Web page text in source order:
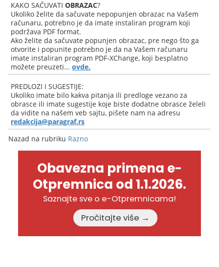
KAKO SAČUVATIOBRAZAC?
Ukoliko želite da sačuvate nepopunjen obrazac na Vašem
računaru, potrebno je da imate instaliran program koji
podržava PDF format.
Ako želite da sačuvate popunjen obrazac, pre nego što ga
otvorite i popunite potrebno je da na Vašem računaru
imate instaliran program PDF-XChange, koji besplatno
možete preuzeti...ovde.
PREDLOZI I SUGESTIJE:
Ukoliko imate bilo kakva pitanja ili predloge vezano za
obrasce ili imate sugestije koje biste dodatne obrasce želeli
da vidite na našem veb sajtu, pišete nam na adresu
redakcija@paragraf.rs
Nazad na rubriku Razno
Obavezna primena e-
Otpremnica od 1.1.2026.
Saznajte sve o e-Otpremnicama!
Pročitajte više →